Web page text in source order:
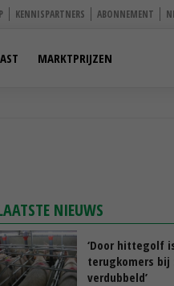
KENNISPARTNERS ABONNEMENT
MARKTPRIJZEN
NIEUWS
‘Door hittegolf
terugkomers bij
verdubbeld’